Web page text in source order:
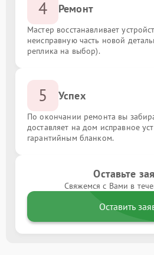
4 Ремонт
Мастер восстанавливает
неисправную часть новой
реплика на выбор).
5 Успех
По окончании ремонта вы
доставляет на дом исправное
гарантийным бланком.
Оставьте
Свяжемся с Вами в
Оставить